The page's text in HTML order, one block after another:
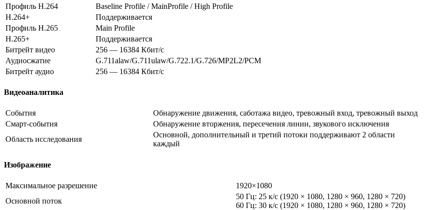
Профиль H.264
Baseline Profile / MainProfile / High Profile
H.264+
Поддерживается
Профиль H.265
Main Profile
H.265+
Поддерживается
Битрейт видео
256 — 16384 Кбит/с
Аудиосжатие
G.711alaw/G.711ulaw/G.722.1/G.726/MP2L2/PCM
Битрейт аудио
256 — 16384 Кбит/с
Видеоаналитика
События
Обнаружение движения, саботажа видео, тревожный вход, тревожный выход
Смарт-события
Обнаружение вторжения, пересечения линии, звукового исключения
Область исследования
Основной, дополнительный и третий потоки поддерживают 2 области
каждый
Изображение
Максимальное разрешение
1920×1080
Основной поток
50 Гц: 25 к/с (1920 × 1080, 1280 × 960, 1280 × 720)
60 Гц: 30 к/с (1920 × 1080, 1280 × 960, 1280 × 720)